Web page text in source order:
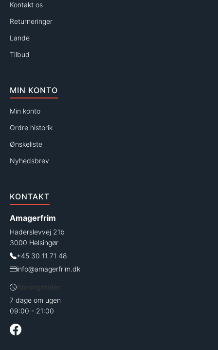
Kontakt os
Returneringer
Lande
Tilbud
MIN KONTO
Min konto
Ordre historik
Ønskeliste
Nyhedsbrev
KONTAKT
Amagerfrim
Haderslevvej 21b
3000 Helsingør
+45 30 11 71 48
info@amagerfrim.dk
Åbningstider:
7 dage om ugen
09:00 - 21:00